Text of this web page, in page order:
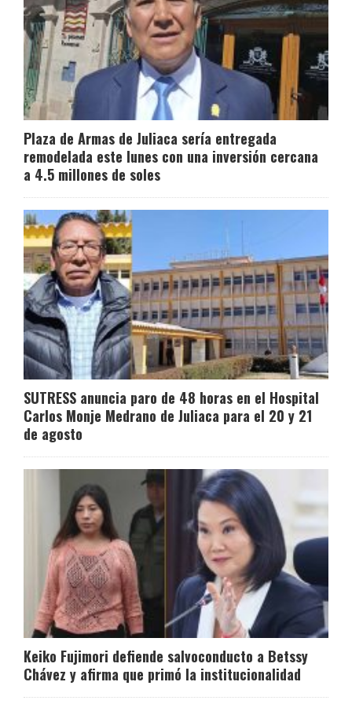
Plaza de Armas de Juliaca sería entregada
remodelada este lunes con una inversión cercana
a 4.5 millones de soles
SUTRESS anuncia paro de 48 horas en el Hospital
Carlos Monje Medrano de Juliaca para el 20 y 21
de agosto
Keiko Fujimori defiende salvoconducto a Betssy
Chávez y afirma que primó la institucionalidad